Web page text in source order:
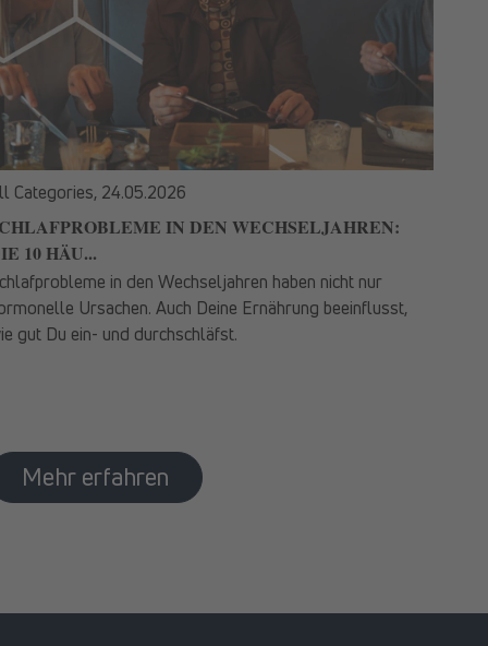
Categories, 24.05.2026
IN DEN WECHSELJAHREN:
10 HÄU...
in den Wechseljahren haben nicht nur
Ursachen. Auch Deine Ernährung beeinflusst,
gut Du ein- und durchschläfst.
Mehr erfahren